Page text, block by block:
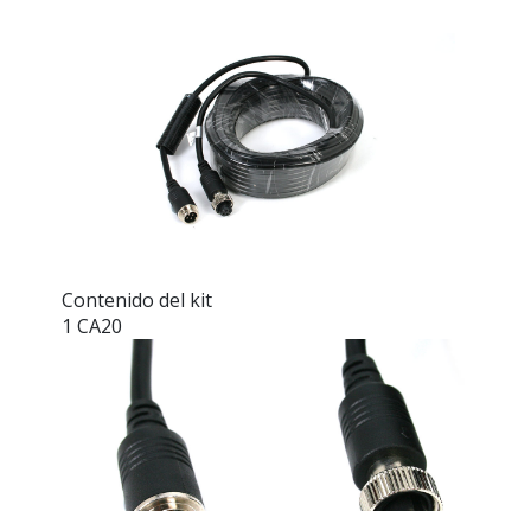
Contenido del kit
1 CA20